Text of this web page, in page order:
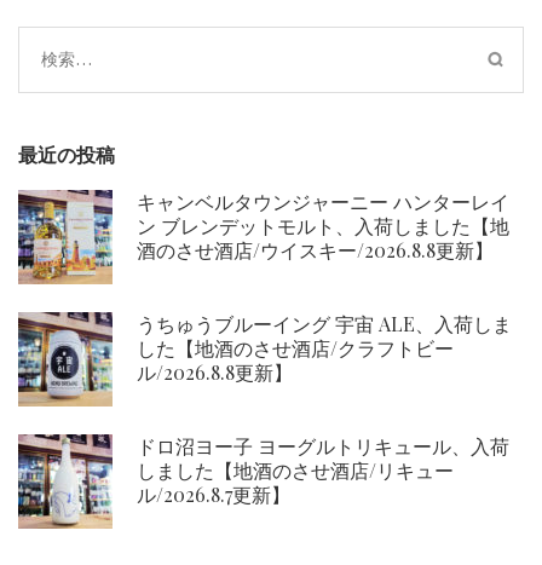
ョ
ン
検
索:
最近の投稿
キャンベルタウンジャーニー ハンターレイ
ン ブレンデットモルト、入荷しました【地
酒のさせ酒店/ウイスキー/2026.8.8更新】
うちゅうブルーイング 宇宙 ALE、入荷しま
した【地酒のさせ酒店/クラフトビー
ル/2026.8.8更新】
ドロ沼ヨー子 ヨーグルトリキュール、入荷
しました【地酒のさせ酒店/リキュー
ル/2026.8.7更新】